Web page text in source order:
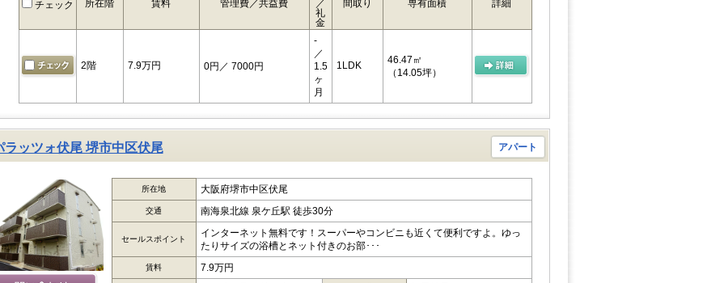
チェック 所在階 賃料 管理費／共益費
／
礼
金
間取り 専有面積 詳細
2階 7.9万円 0円 ／ 7000円
-
／
1.5
ヶ
月
1LDK
46.47㎡
（14.05坪）
ラッツォ伏尾 堺市中区伏尾 アパート
所在地 大阪府堺市中区伏尾
交通 南海泉北線 泉ケ丘駅 徒歩30分
セールスポイント
インターネット無料です！スーパーやコンビニも近くて便利ですよ。ゆっ
たりサイズの浴槽とネット付きのお部･･･
賃料 7.9万円